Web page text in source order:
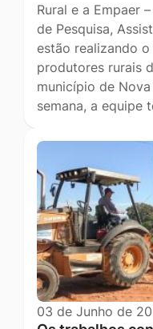
Rural e a Empaer
de Pesquisa,
estão realizando
produtores rurais
município de
semana, a equipe
03 de Junho de